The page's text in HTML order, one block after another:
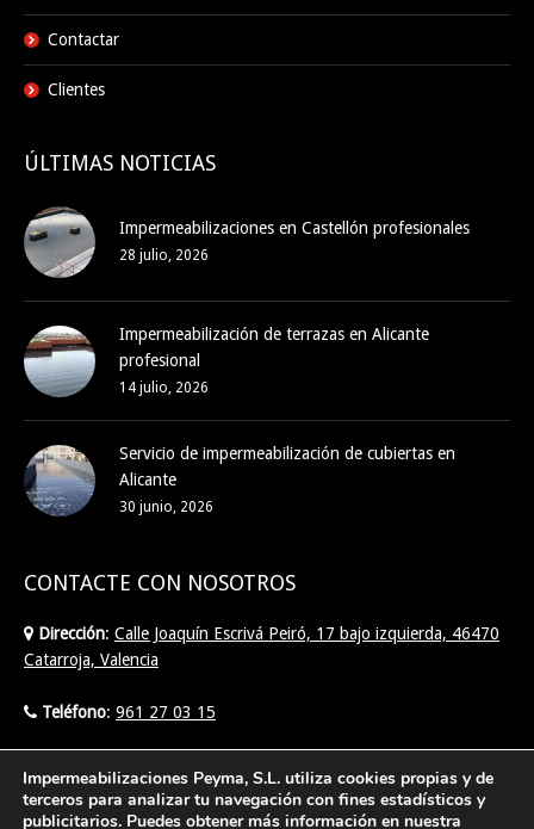
Contactar
Clientes
ÚLTIMAS NOTICIAS
Impermeabilizaciones en Castellón profesionales
28 julio, 2026
Impermeabilización de terrazas en Alicante
profesional
14 julio, 2026
Servicio de impermeabilización de cubiertas en
Alicante
30 junio, 2026
CONTACTE CON NOSOTROS
Dirección: Calle Joaquín Escrivá Peiró, 17 bajo izquierda, 46470
Catarroja, Valencia
Teléfono: 961 27 03 15
Find us on:
Impermeabilizaciones Peyma, S.L. utiliza cookies propias y de
terceros para analizar tu navegación con fines estadísticos y
publicitarios. Puedes obtener más información en nuestra